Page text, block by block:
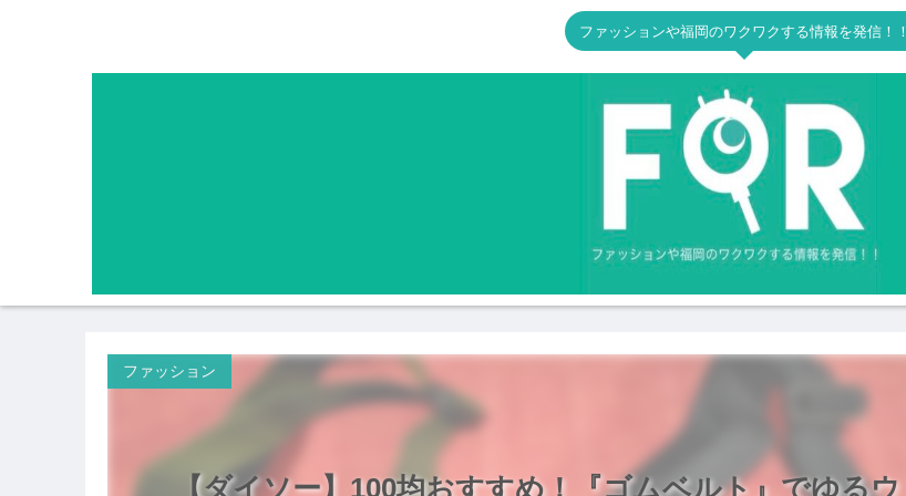
ファッションや福岡のワクワクする情報を発信！！
【ダイソー】100均おすすめ！『ゴムベルト』でゆるウ
ファッション